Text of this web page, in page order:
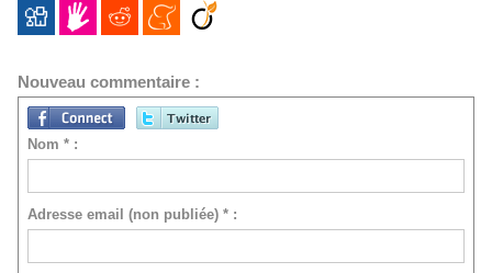
Nouveau commentaire :
Nom * :
Adresse email (non publiée) * :